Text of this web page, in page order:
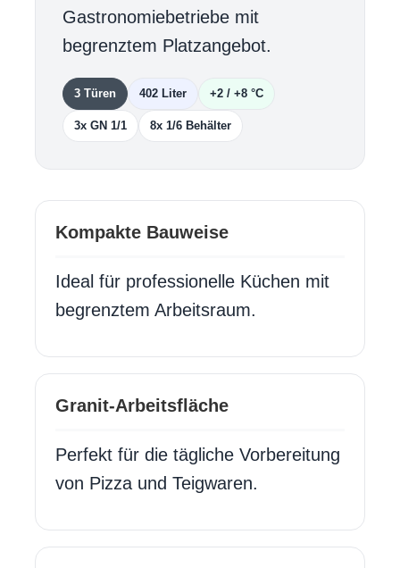
Gastronomiebetriebe mit
begrenztem Platzangebot.
3 Türen 402 Liter +2 / +8 °C
3x GN 1/1 8x 1/6 Behälter
Kompakte Bauweise
Ideal für professionelle Küchen mit
begrenztem Arbeitsraum.
Granit-Arbeitsfläche
Perfekt für die tägliche Vorbereitung
von Pizza und Teigwaren.